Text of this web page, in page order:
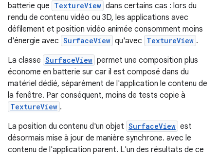
batterie que TextureView dans certains cas : lors du
rendu de contenu vidéo ou 3D, les applications avec
défilement et position vidéo animée consomment moins
d'énergie avec SurfaceView qu'avec TextureView .
La classe SurfaceView permet une composition plus
économe en batterie sur car il est composé dans du
matériel dédié, séparément de l'application le contenu de
la fenêtre. Par conséquent, moins de tests copie à
TextureView .
La position du contenu d'un objet SurfaceView est
désormais mise à jour de manière synchrone. avec le
contenu de l'application parent. L'un des résultats de ce